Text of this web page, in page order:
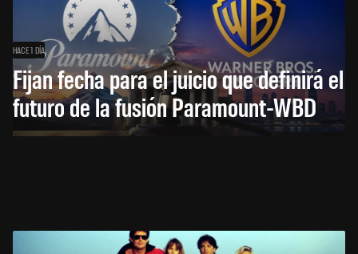
HACE 1 DÍA
Fijan fecha para el juicio que definirá el
futuro de la fusión Paramount-WBD